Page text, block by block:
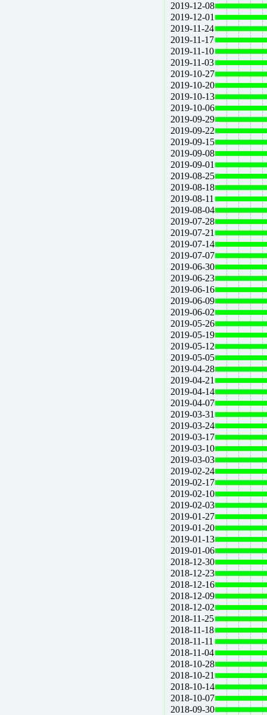
2019-12-08
2019-12-01
2019-11-24
2019-11-17
2019-11-10
2019-11-03
2019-10-27
2019-10-20
2019-10-13
2019-10-06
2019-09-29
2019-09-22
2019-09-15
2019-09-08
2019-09-01
2019-08-25
2019-08-18
2019-08-11
2019-08-04
2019-07-28
2019-07-21
2019-07-14
2019-07-07
2019-06-30
2019-06-23
2019-06-16
2019-06-09
2019-06-02
2019-05-26
2019-05-19
2019-05-12
2019-05-05
2019-04-28
2019-04-21
2019-04-14
2019-04-07
2019-03-31
2019-03-24
2019-03-17
2019-03-10
2019-03-03
2019-02-24
2019-02-17
2019-02-10
2019-02-03
2019-01-27
2019-01-20
2019-01-13
2019-01-06
2018-12-30
2018-12-23
2018-12-16
2018-12-09
2018-12-02
2018-11-25
2018-11-18
2018-11-11
2018-11-04
2018-10-28
2018-10-21
2018-10-14
2018-10-07
2018-09-30